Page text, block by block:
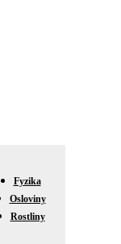
Fyzika
Osloviny
Rostliny